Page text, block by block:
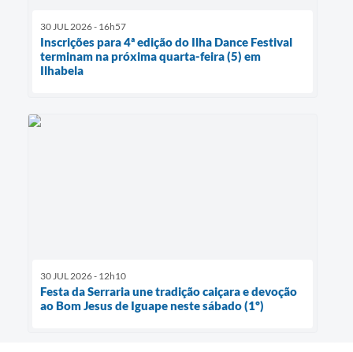
30 JUL 2026 - 16h57
Inscrições para 4ª edição do Ilha Dance Festival
terminam na próxima quarta-feira (5) em
Ilhabela
30 JUL 2026 - 12h10
Festa da Serraria une tradição caiçara e devoção
ao Bom Jesus de Iguape neste sábado (1º)